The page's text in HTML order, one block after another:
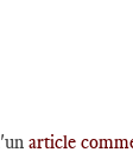
article